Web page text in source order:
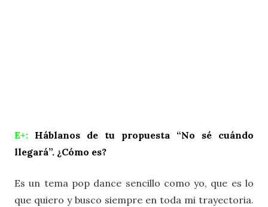
E+: Háblanos de tu propuesta “No sé cuándo
llegará”. ¿Cómo es?
Es un tema pop dance sencillo como yo, que es lo
que quiero y busco siempre en toda mi trayectoria.